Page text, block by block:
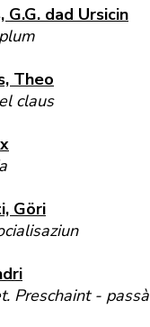
G.G. dad Ursicin
Theo
claus
Göri
Preschaint - passà